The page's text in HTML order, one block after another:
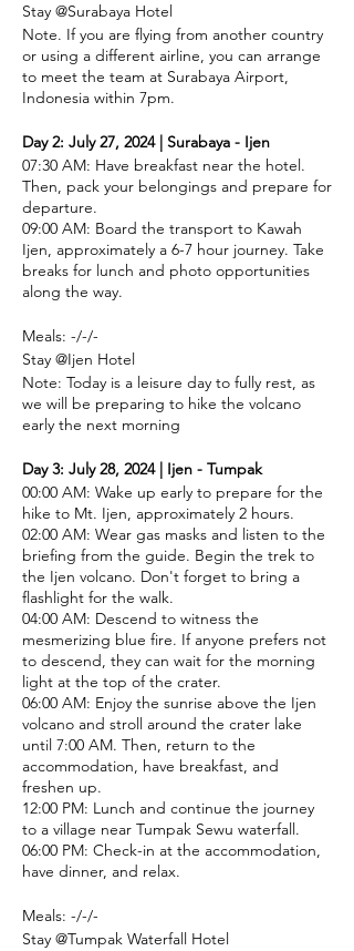
Stay @Surabaya Hotel
Note. If you are flying from another country
or using a different airline, you can arrange
to meet the team at Surabaya Airport,
Indonesia within 7pm.
Day 2: July 27, 2024 | Surabaya - Ijen
07:30 AM: Have breakfast near the hotel.
Then, pack your belongings and prepare for
departure.
09:00 AM: Board the transport to Kawah
Ijen, approximately a 6-7 hour journey. Take
breaks for lunch and photo opportunities
along the way.
Meals: -/-/-
Stay @Ijen Hotel
Note: Today is a leisure day to fully rest, as
we will be preparing to hike the volcano
early the next morning
Day 3: July 28, 2024 | Ijen - Tumpak
00:00 AM: Wake up early to prepare for the
hike to Mt. Ijen, approximately 2 hours.
02:00 AM: Wear gas masks and listen to the
briefing from the guide. Begin the trek to
the Ijen volcano. Don't forget to bring a
flashlight for the walk.
04:00 AM: Descend to witness the
mesmerizing blue fire. If anyone prefers not
to descend, they can wait for the morning
light at the top of the crater.
06:00 AM: Enjoy the sunrise above the Ijen
volcano and stroll around the crater lake
until 7:00 AM. Then, return to the
accommodation, have breakfast, and
freshen up.
12:00 PM: Lunch and continue the journey
to a village near Tumpak Sewu waterfall.
06:00 PM: Check-in at the accommodation,
have dinner, and relax.
Meals: -/-/-
Stay @Tumpak Waterfall Hotel